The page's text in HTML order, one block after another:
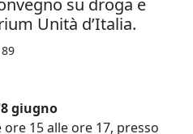
Unità d’Italia.
giugno
15 alle ore 17, presso